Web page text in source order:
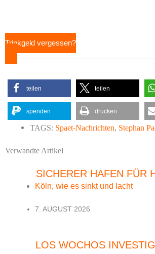
Trinkgeld vergessen?
teilen teilen
spenden drucken
TAGS: Spaet-Nachrichten, Stephan
Verwandte Artikel
SICHERER HAFEN FÜR
Köln, wie es sinkt und lacht
7. AUGUST 2026
LOS WOCHOS